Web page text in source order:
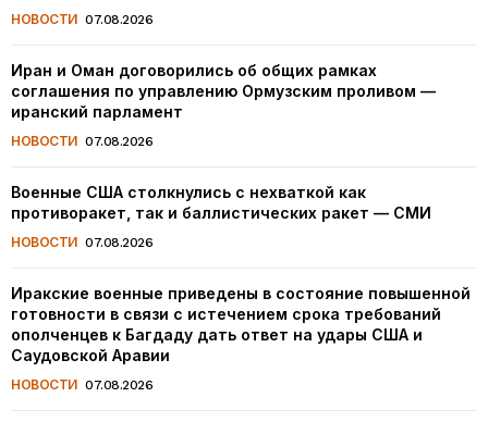
НОВОСТИ 07.08.2026
Иран и Оман договорились об общих рамках
соглашения по управлению Ормузским проливом —
иранский парламент
НОВОСТИ 07.08.2026
Военные США столкнулись с нехваткой как
противоракет, так и баллистических ракет — СМИ
НОВОСТИ 07.08.2026
Иракские военные приведены в состояние повышенной
готовности в связи с истечением срока требований
ополченцев к Багдаду дать ответ на удары США и
Саудовской Аравии
НОВОСТИ 07.08.2026